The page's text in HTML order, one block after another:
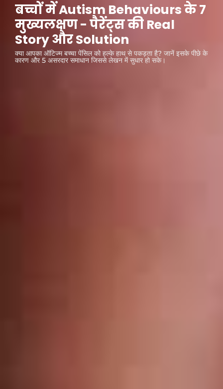
बच्चों में Autism Behaviours के 7
मुख्यलक्षण - पैरेंट्स की Real
Story और Solution
क्या आपका ऑटिज्म बच्चा पेंसिल को हल्के हाथ से पकड़ता है? जानें इसके पीछे के
कारण और 5 असरदार समाधान जिससे लेखन में सुधार हो सके।